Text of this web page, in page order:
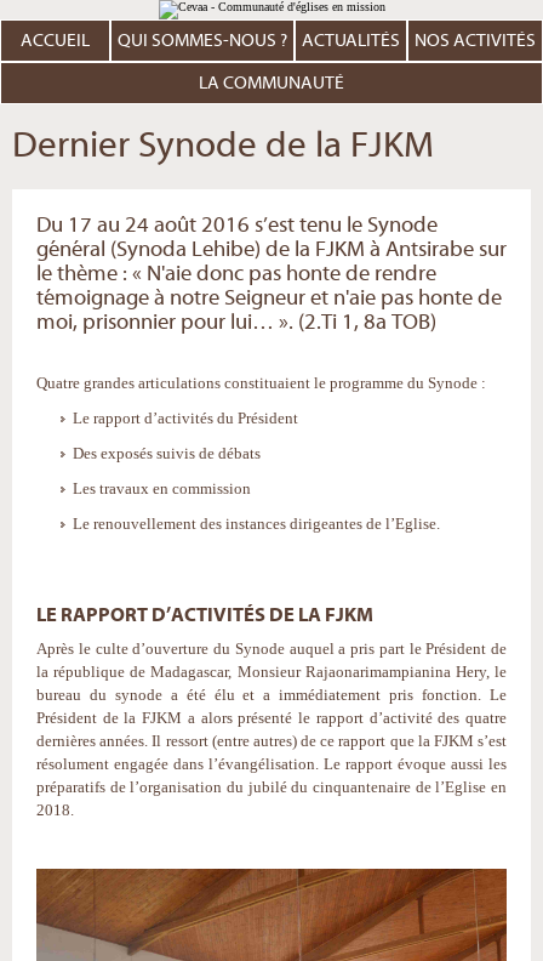
au
contenu.
Aller
personnels
ACCUEIL QUI SOMMES-NOUS ? ACTUALITÉS NOS ACTIVITÉS
LA COMMUNAUTÉ
Dernier Synode de la FJKM
Du 17 au 24 août 2016 s’est tenu le Synode
général (Synoda Lehibe) de la FJKM à Antsirabe sur
le thème : « N'aie donc pas honte de rendre
témoignage à notre Seigneur et n'aie pas honte de
moi, prisonnier pour lui… ». (2.Ti 1, 8a TOB)
Quatre grandes articulations constituaient le programme du Synode :
Le rapport d’activités du Président
Des exposés suivis de débats
Les travaux en commission
Le renouvellement des instances dirigeantes de l’Eglise.
LE RAPPORT D’ACTIVITÉS DE LA FJKM
Après le culte d’ouverture du Synode auquel a pris part le Président de
la république de Madagascar, Monsieur Rajaonarimampianina Hery, le
bureau du synode a été élu et a immédiatement pris fonction. Le
Président de la FJKM a alors présenté le rapport d’activité des quatre
dernières années. Il ressort (entre autres) de ce rapport que la FJKM s’est
résolument engagée dans l’évangélisation. Le rapport évoque aussi les
préparatifs de l’organisation du jubilé du cinquantenaire de l’Eglise en
2018.